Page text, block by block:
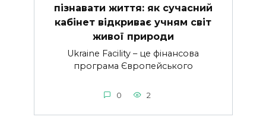
пізнавати життя: як сучасний
кабінет відкриває учням світ
живої природи
Ukraine Facility – це фінансова
програма Європейського
0 2